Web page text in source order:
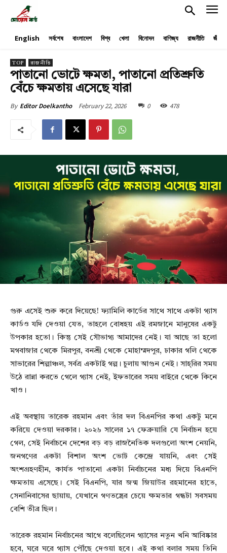
English সর্বশেষ বাংলাদেশ বিশ্ব খেলা বিনোদন বাণিজ্য রাজনীতি
TOP রাজনীতি
পাতানো ভোটে ক্ষমতা, পাতানো প্রতিশ্রুতি
বেঁচে ক্ষমতায় এসেছে যারা
By Editor Doelkantho February 22, 2026 0 478
গুরু এসেই শুরু করে দিয়েছে! ফ্যামিলি কার্ডের সাথে সাথে একটা গ্যাস
কার্ডও যদি দেওয়া যেত, তাহলে বোধহয় এই রমজানে মানুষের একটু
উপকার হতো। কিন্তু সেই সৌভাগ্য আমাদের নেই। যা আছে তা হলো
মগবাজার থেকে মিরপুর, বনশ্রী থেকে মোহাম্মদপুর, ঢাকার গলি থেকে
সাভারের শিল্পাঞ্চল, সর্বত্র একটাই গল্প। চুলায় আগুন নেই। সাহ্‌রির সময়
উঠে রান্না করতে গেলে গ্যাস নেই, ইফতারের সময় বাইরে থেকে কিনে
খাও।
এই অবস্থায় তারেক রহমান এবং তাঁর দল বিএনপির কথা একটু মনে
করিয়ে দেওয়া দরকার। ২০২৬ সালের ১৭ ফেব্রুয়ারি যে নির্বাচন হয়ে
গেল, সেই নির্বাচনে দেশের বড় বড় রাজনৈতিক দলগুলো অংশ নেয়নি,
জনগণের একটা বিশাল অংশ ভোট কেন্দ্রে যায়নি, এবং সেই
অংশগ্রহণহীন, কার্যত পাতানো একটা নির্বাচনের মধ্য দিয়ে বিএনপি
ক্ষমতায় এসেছে। সেই বিএনপি, যার জন্ম জিয়াউর রহমানের হাতে,
সেনানিবাসের ছায়ায়, যেখানে গণতন্ত্রের চেয়ে ক্ষমতার গন্ধটা সবসময়
বেশি তীব্র ছিল।
তারেক রহমান নির্বাচনের আগে বলেছিলেন গ্যাসের নতুন খনি আবিষ্কার
হবে, ঘরে ঘরে গ্যাস পৌঁছে দেওয়া হবে। এই কথা বলার সময় তিনি